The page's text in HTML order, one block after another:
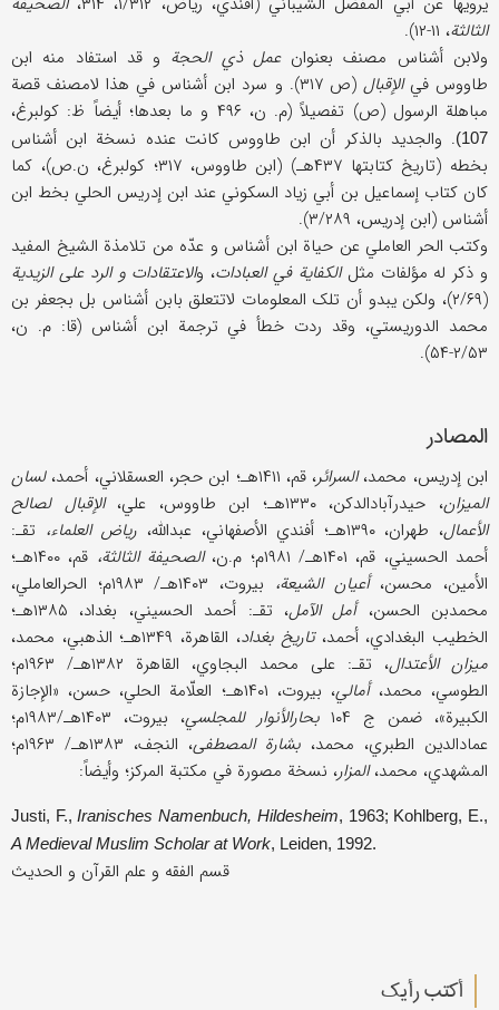
الثالثة، ۱۱-۱۲).
ولابن أشناس مصنف بعنوانعمل ذي الحجة و قد استفاد منه ابن
طاووس فيالإقبال
(ص ۳۱۷). و سرد ابن أشناس في هذا لامصنف قصة
مباهلة الرسول (ص) تفصیلاً (م. ن، ۴۹۶ و ما بعدها؛ أیضاً ظ: کولبرغ،
107) . والجدید بالذکر أن ابن طاووس کانت عنده نسخة ابن أشناس
بخطه (تاریخ کتابتها ۴۳۷هـ) (ابن طاووس، ۳۱۷؛ کولبرغ، ن.ص)، کما
کان کتاب إسماعیل بن أبي زیاد السکوني عند ابن إدریس الحلي بخط ابن
أشناس (ابن إدریس، ۳/۲۸۹).
وکتب الحر العاملي عن حیاة ابن أشناس و عدّه من تلامذة الشیخ المفید
و ذکر له مؤلفات مثل الکفایة في العبادات، والاعتقادات و الرد علی الزیدیة
(۲/۶۹)، ولکن یبدو أن تلک المعلومات لاتتعلق بابن أشناس بل بجعفر بن
محمد الدوریستي، وقد ردت خطأ في ترجمة ابن أشناس (قا: م. ن،
۲/۵۳-۵۴).
المصادر
ابن إدریس، محمد،السرائر، قم، ۱۴۱۱هـ؛ ابن حجر، العسقلاني، أحمد،
لسان
المیزان، حیدرآبادالدکن، ۱۳۳۰هـ؛ ابن طاووس، علي،
الإقبال لصالح
الأعمال، طهران، ۱۳۹۰هـ؛ أفندي الأصفهاني، عبدالله، ریاض العلماء، تقـ:
أحمد الحسیني، قم، ۱۴۰۱هـ/ ۱۹۸۱م؛ م.ن،
الصحیفة الثالثة،
قم، ۱۴۰۰هـ؛
الأمین، محسن،أعیان الشیعة،
بیروت، ۱۴۰۳هـ/ ۱۹۸۳م؛ الحرالعاملي،
محمدبن الحسن، أمل الآمل
، تقـ: أحمد الحسیني، بغداد، ۱۳۸۵هـ؛
الخطیب البغدادي، أحمد، تاریخ بغداد، القاهرة، ۱۳۴۹هـ؛ الذهبي، محمد،
میزان الأعتدال
، تقـ: علی محمد البجاوي، القاهرة ۱۳۸۲هـ/ ۱۹۶۳م؛
الطوسي، محمد،أمالي
، بیروت، ۱۴۰۱هـ؛ العلّامة الحلي، حسن، «الإجازة
الکبیرة»، ضمن ج ۱۰۴
بحارالأنوار للمجلسي
، بیروت، ۱۴۰۳هـ/۱۹۸۳م؛
عمادالدین الطبري، محمد، بشارة المصطفی
، النجف، ۱۳۸۳هـ/ ۱۹۶۳م؛
المشهدي، محمد،المزار، نسخة مصورة في مکتبة المرکز؛ وأیضاً:
Justi, F.,Iranisches Namenbuch, Hildesheim, 1963; Kohlberg, E.,
A Medieval Muslim Scholar at Work, Leiden, 1992.
قسم الفقه و علم القرآن و الحدیث
أکتب رأیك